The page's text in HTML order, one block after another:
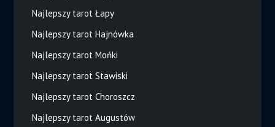
Najlepszy tarot Łapy
Najlepszy tarot Hajnówka
Najlepszy tarot Mońki
Najlepszy tarot Stawiski
Najlepszy tarot Choroszcz
Najlepszy tarot Augustów